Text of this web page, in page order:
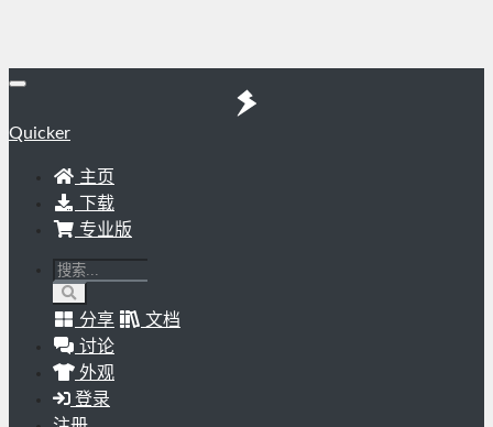
Quicker
主页
下载
专业版
分享
文档
讨论
外观
登录